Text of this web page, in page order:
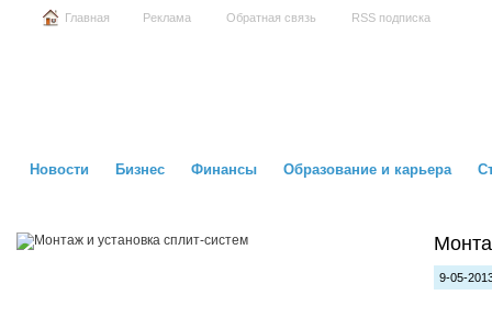
Главная Реклама Обратная связь RSS подписка
Новости Бизнес Финансы Образование и карьера
9-05-